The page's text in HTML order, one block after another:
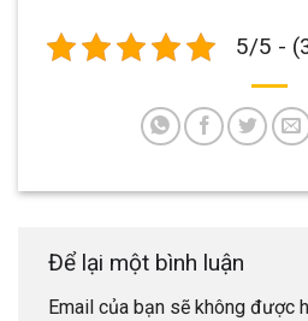
5/5 -
Để lại một bình luận
Email của bạn sẽ không được